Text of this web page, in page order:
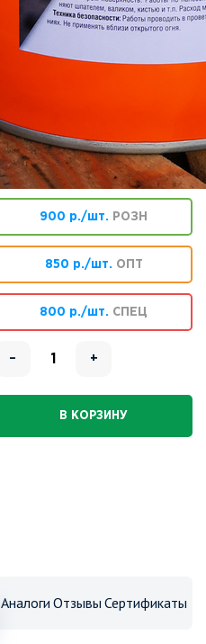
900 р./шт. РОЗН
850 р./шт. ОПТ
800 р./шт. СПЕЦ
– +
В КОРЗИНУ
Аналоги Отзывы Сертификаты